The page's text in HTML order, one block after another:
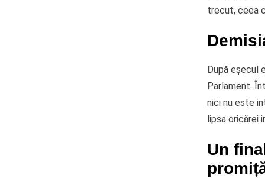
trecut, ceea
După eșecul
Parlament.
nici nu este
lipsa oricărei
Un